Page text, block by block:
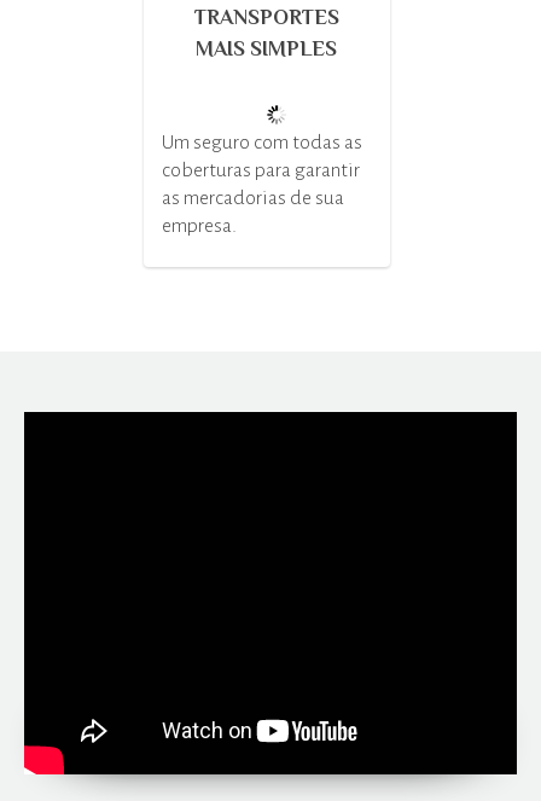
TRANSPORTES
MAIS SIMPLES
Um seguro com todas as
coberturas para garantir
as mercadorias de sua
empresa.